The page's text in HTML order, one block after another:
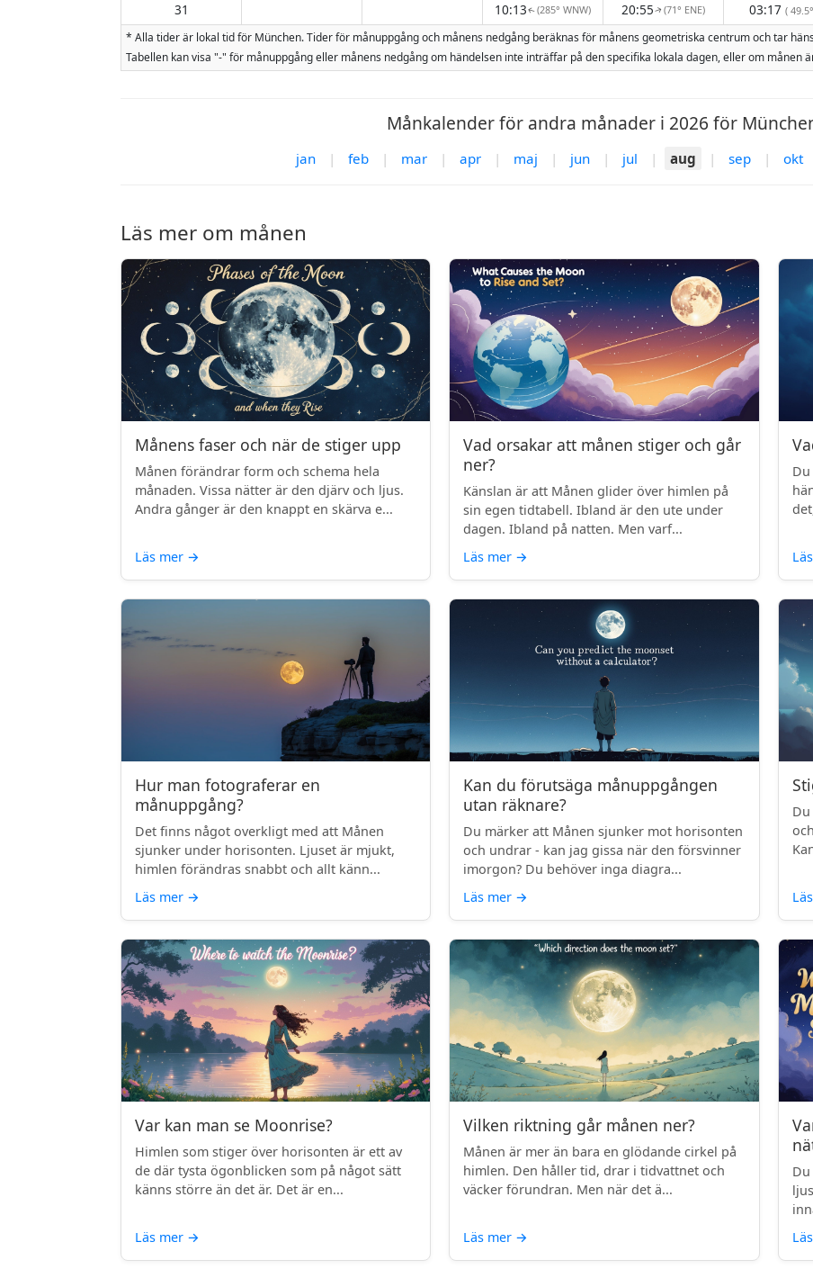
31
10:13↑(285° WNW) 20:55↑(71° ENE) 03:17 (
* Alla tider är lokal tid för München. Tider för månuppgång och månens nedgång beräknas för månens geometriska centrum och tar
Tabellen kan visa "-" för månuppgång eller månens nedgång om händelsen inte inträffar på den specifika lokala dagen, eller om
Månkalender för andra månader i 2026 för
jan | feb | mar | apr | maj | jun | jul | aug | sep | okt
Läs mer om månen
Månens faser och när de stiger upp
Månen förändrar form och schema hela
månaden. Vissa nätter är den djärv och ljus.
Andra gånger är den knappt en skärva e...
Läs mer →
Vad orsakar att månen stiger och går
ner?
Känslan är att Månen glider över himlen på
sin egen tidtabell. Ibland är den ute under
dagen. Ibland på natten. Men varf...
Läs mer →
Hur man fotograferar en
månuppgång?
Det finns något overkligt med att Månen
sjunker under horisonten. Ljuset är mjukt,
himlen förändras snabbt och allt känn...
Läs mer →
Kan du förutsäga månuppgången
utan räknare?
Du märker att Månen sjunker mot horisonten
och undrar - kan jag gissa när den försvinner
imorgon? Du behöver inga diagra...
Läs mer →
Var kan man se Moonrise?
Himlen som stiger över horisonten är ett av
de där tysta ögonblicken som på något sätt
känns större än det är. Det är en...
Läs mer →
Vilken riktning går månen ner?
Månen är mer än bara en glödande cirkel på
himlen. Den håller tid, drar i tidvattnet och
väcker förundran. Men när det ä...
Läs mer →